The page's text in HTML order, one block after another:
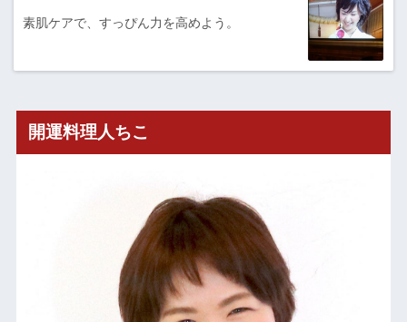
素肌ケアで、すっぴん力を高めよう。
開運料理人ちこ